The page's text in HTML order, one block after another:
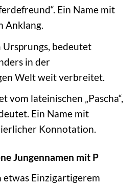
Ein Name mit
Anklang.
Ursprungs, bedeutet
in der
Welt weit verbreitet.
vom lateinischen „Pascha“,
Ein Name mit
Konnotation.
Jungennamen mit P
etwas Einzigartigerem